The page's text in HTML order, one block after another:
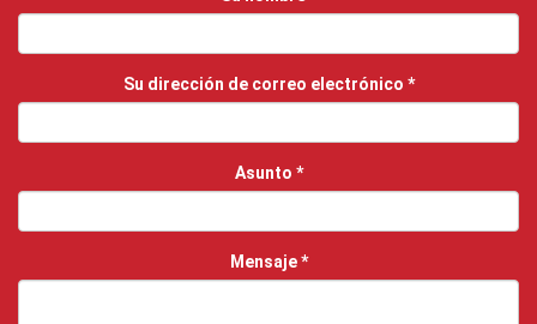
Su dirección de correo electrónico *
Asunto *
Mensaje*